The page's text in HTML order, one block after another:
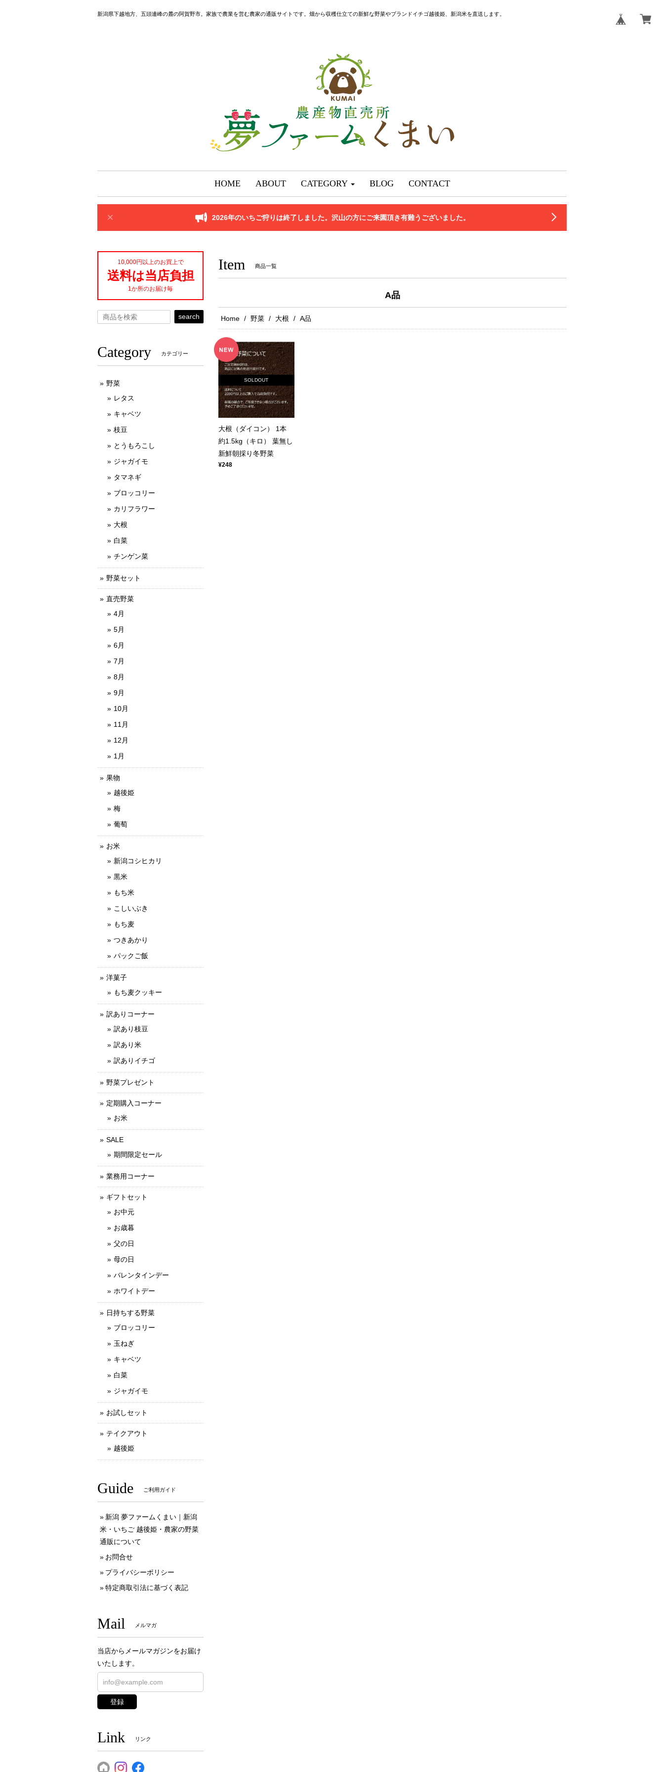
新潟県下越地方、五頭連峰の麓の阿賀野市。家族で農業を営む農家の通販サイトです。畑から収穫仕立ての新鮮な野菜やブランドイチゴ越後姫、新潟米を直送します。
HOME ABOUT CATEGORY BLOG CONTACT
2026年のいちご狩りは終了しました。沢山の方にご来園頂き有難うございました。
Item 商品一覧
A品
Home 野菜 大根 A品
SOLDOUT
大根（ダイコン） 1本
約1.5kg（キロ） 葉無し
新鮮朝採り冬野菜
¥248
10,000円以上のお買上で
送料は当店負担
1か所のお届け毎
search
Category カテゴリー
野菜
レタス
キャベツ
枝豆
とうもろこし
ジャガイモ
タマネギ
ブロッコリー
カリフラワー
大根
白菜
チンゲン菜
野菜セット
直売野菜
4月
5月
6月
7月
8月
9月
10月
11月
12月
1月
果物
越後姫
梅
葡萄
お米
新潟コシヒカリ
黒米
もち米
こしいぶき
もち麦
つきあかり
パックご飯
洋菓子
もち麦クッキー
訳ありコーナー
訳あり枝豆
訳あり米
訳ありイチゴ
野菜プレゼント
定期購入コーナー
お米
SALE
期間限定セール
業務用コーナー
ギフトセット
お中元
お歳暮
父の日
母の日
バレンタインデー
ホワイトデー
日持ちする野菜
ブロッコリー
玉ねぎ
キャベツ
白菜
ジャガイモ
お試しセット
テイクアウト
越後姫
Guide ご利用ガイド
新潟 夢ファームくまい｜新潟
米・いちご 越後姫・農家の野菜
通販について
お問合せ
プライバシーポリシー
特定商取引法に基づく表記
Mail メルマガ
当店からメールマガジンをお届け
いたします。
登録
Link リンク